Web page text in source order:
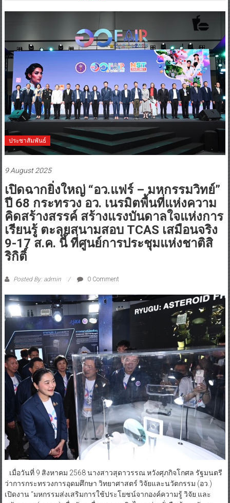
ประชาสัมพันธ์
9 August 2025
เปิดฉากยิ่งใหญ่ “อว.แฟร์ – มหกรรมวิทย์”
ปี 68 กระทรวง อว. เนรมิตพื้นที่แห่งความ
คิดสร้างสรรค์ สร้างแรงบันดาลใจแห่งการ
เรียนรู้ ตะลุยสนามสอบ TCAS เสมือนจริง
9-17 ส.ค. นี้ ที่ศูนย์การประชุมแห่งชาติสิ
ริกิติ์
Posted By: admin 0 Comment
เมื่อวันที่ 9 สิงหาคม 2568 นางสาวสุดาวรรณ หวังศุภกิจโกศล รัฐมนตรี
ว่าการกระทรวงการอุดมศึกษา วิทยาศาสตร์ วิจัยและนวัตกรรม (อว.)
เปิดงาน “มหกรรมส่งเสริมการใช้ประโยชน์จากองค์ความรู้ วิจัย และ